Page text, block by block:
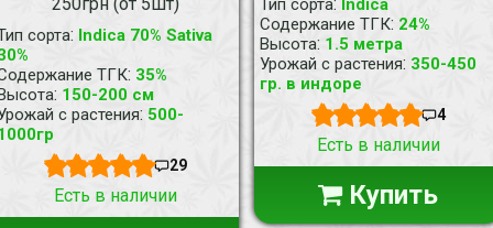
сорта: Indica 70% Sativa
ТГК: 35%
: 150-200 см
с растения: 500-
29
Есть в наличии
Тип сорта Indica
Содержание ТГК: 24%
Высота: 1.5 метра
Урожай с растения: 350-450
гр. в индоре
4
Есть в наличии
Купить